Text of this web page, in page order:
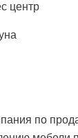
центр
по